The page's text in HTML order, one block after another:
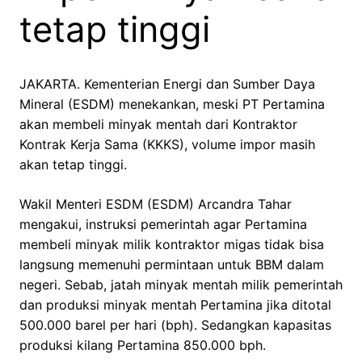
tetap tinggi
JAKARTA. Kementerian Energi dan Sumber Daya
Mineral (ESDM) menekankan, meski PT Pertamina
akan membeli minyak mentah dari Kontraktor
Kontrak Kerja Sama (KKKS), volume impor masih
akan tetap tinggi.
Wakil Menteri ESDM (ESDM) Arcandra Tahar
mengakui, instruksi pemerintah agar Pertamina
membeli minyak milik kontraktor migas tidak bisa
langsung memenuhi permintaan untuk BBM dalam
negeri. Sebab, jatah minyak mentah milik pemerintah
dan produksi minyak mentah Pertamina jika ditotal
500.000 barel per hari (bph). Sedangkan kapasitas
produksi kilang Pertamina 850.000 bph.